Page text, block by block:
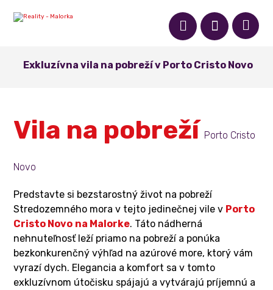
Exkluzívna vila na pobreží v Porto Cristo Novo
Vila na pobreží Porto Cristo
Novo
Predstavte si bezstarostný život na pobreží
Stredozemného mora v tejto jedinečnej vile v Porto
Cristo Novo na Malorke. Táto nádherná
nehnuteľnosť leží priamo na pobreží a ponúka
bezkonkurenčný výhľad na azúrové more, ktorý vám
vyrazí dych. Elegancia a komfort sa v tomto
exkluzívnom útočisku spájajú a vytvárajú príjemnú a